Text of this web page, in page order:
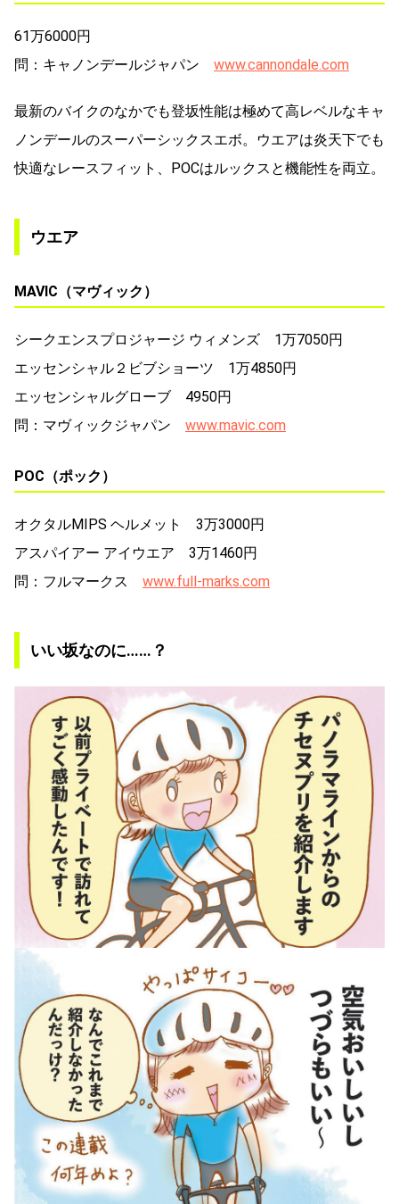
61万6000円
問：キャノンデールジャパン www.cannondale.com
最新のバイクのなかでも登坂性能は極めて高レベルなキャ
ノンデールのスーパーシックスエボ。ウエアは炎天下でも
快適なレースフィット、POCはルックスと機能性を両立。
ウエア
MAVIC（マヴィック）
シークエンスプロジャージ ウィメンズ 1万7050円
エッセンシャル２ビブショーツ 1万4850円
エッセンシャルグローブ 4950円
問：マヴィックジャパン www.mavic.com
POC（ポック）
オクタルMIPS ヘルメット 3万3000円
アスパイアー アイウエア 3万1460円
問：フルマークス www.full-marks.com
いい坂なのに……？